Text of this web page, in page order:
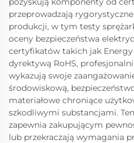
przeprowadzają
produkcji, w tym testy
oceny bezpieczeństwa
certyfikatów takich jak Energy
dyrektywą RoHS,
wykazują swoje
środowiskową,
materiałowe chroniące
szkodliwymi substancjami.
zapewnia zakupującym
lub przekraczają wymagania